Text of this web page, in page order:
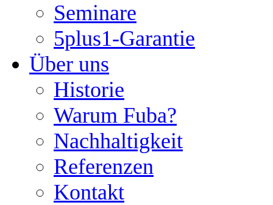
Seminare
5plus1-Garantie
Über uns
Historie
Warum Fuba?
Nachhaltigkeit
Referenzen
Kontakt